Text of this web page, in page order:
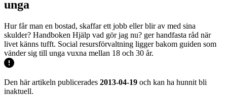
unga
Hur får man en bostad, skaffar ett jobb eller blir av med sina
skulder? Handboken Hjälp vad gör jag nu? ger handfasta råd när
livet känns tufft. Social resursförvaltning ligger bakom guiden som
vänder sig till unga vuxna mellan 18 och 30 år.
Den här artikeln publicerades 2013-04-19 och kan ha hunnit bli
inaktuell.